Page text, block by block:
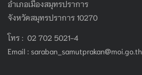
อำเภอเมืองสมุทรปราการ
จังหวัดสมุทรปราการ 10270
โทร : 02 702 5021-4
Email : saraban_samutprakan@moi.go.th